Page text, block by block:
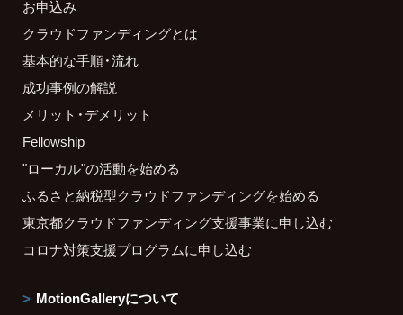
お申込み
クラウドファンディングとは
基本的な手順・流れ
成功事例の解説
メリット・デメリット
Fellowship
"ローカル"の活動を始める
ふるさと納税型クラウドファンディングを始める
東京都クラウドファンディング支援事業に申し込む
コロナ対策支援プログラムに申し込む
MotionGalleryについて